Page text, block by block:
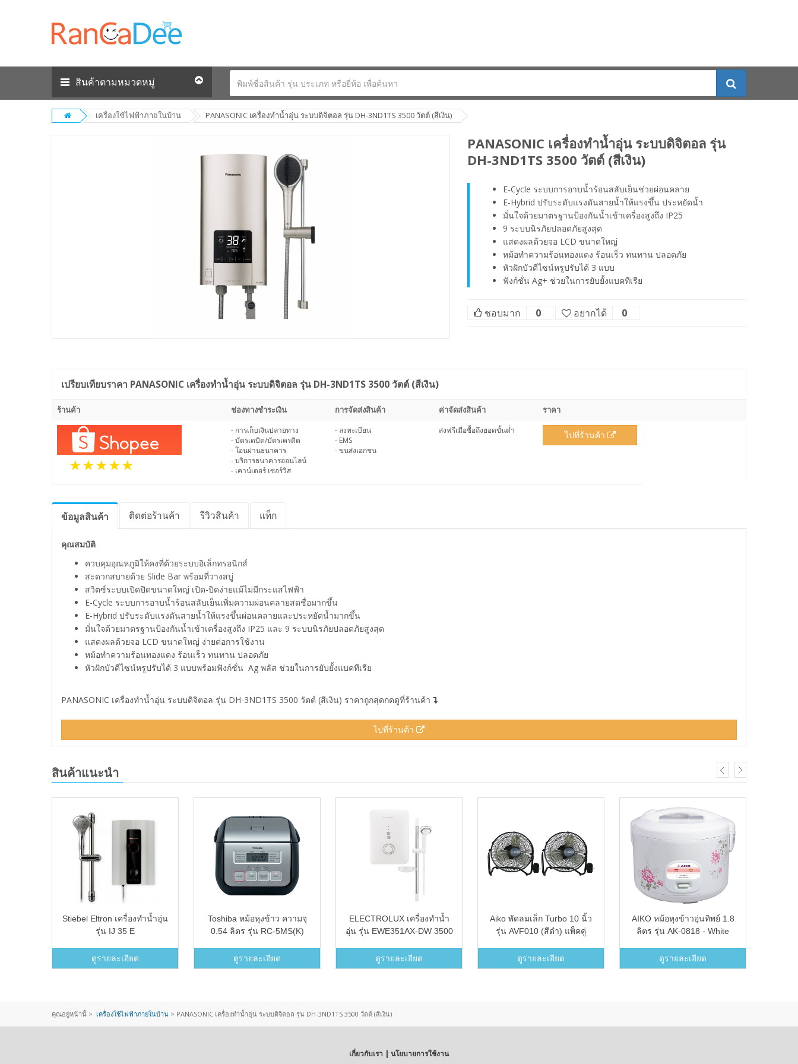
สินค้าตามหมวดหมู่
เครื่องใช้ไฟฟ้าภายในบ้าน PANASONIC เครื่องทำน้ำอุ่น ระบบดิจิตอล รุ่น DH-3ND1TS 3500 วัตต์ (สีเงิน)
PANASONIC เครื่องทำน้ำอุ่น ระบบดิจิตอล รุ่น
DH-3ND1TS 3500 วัตต์ (สีเงิน)
E-Cycle ระบบการอาบน้ำร้อนสลับเย็นช่วยผ่อนคลาย
E-Hybrid ปรับระดับแรงดันสายน้ำให้แรงขึ้น ประหยัดน้ำ
มั่นใจด้วยมาตรฐานป้องกันน้ำเข้าเครื่องสูงถึง IP25
9 ระบบนิรภัยปลอดภัยสูงสุด
แสดงผลด้วยจอ LCD ขนาดใหญ่
หม้อทำความร้อนทองแดง ร้อนเร็ว ทนทาน ปลอดภัย
หัวฝักบัวดีไซน์หรูปรับได้ 3 แบบ
ฟังก์ชั่น Ag+ ช่วยในการยับยั้งแบคทีเรีย
ชอบมาก 0 อยากได้ 0
เปรียบเทียบราคา PANASONIC เครื่องทำน้ำอุ่น ระบบดิจิตอล รุ่น DH-3ND1TS 3500 วัตต์ (สีเงิน)
ร้านค้า ช่องทางชำระเงิน การจัดส่งสินค้า ค่าจัดส่งสินค้า ราคา
- การเก็บเงินปลายทาง
- บัตรเดบิต/บัตรเครดิต
- โอนผ่านธนาคาร
- บริการธนาคารออนไลน์
- เคาน์เตอร์ เซอร์วิส
- ลงทะเบียน
- EMS
- ขนส่งเอกชน
ส่งฟรีเมื่อซื้อถึงยอดขั้นต่ำ ไปที่ร้านค้า
ข้อมูลสินค้า ติดต่อร้านค้า รีวิวสินค้า แท็ก
คุณสมบัติ
ควบคุมอุณหภูมิให้คงที่ด้วยระบบอิเล็กทรอนิกส์
สะดวกสบายด้วย Slide Bar พร้อมที่วางสบู่
สวิตซ์ระบบเปิดปิดขนาดใหญ่ เปิด-ปิดง่ายแม้ไม่มีกระแสไฟฟ้า
E-Cycle ระบบการอาบน้ำร้อนสลับเย็นเพิ่มความผ่อนคลายสดชื่อมากขึ้น
E-Hybrid ปรับระดับแรงดันสายน้ำให้แรงขึ้นผ่อนคลายและประหยัดน้ำมากขึ้น
มั่นใจด้วยมาตรฐานป้องกันน้ำเข้าเครื่องสูงถึง IP25 และ 9 ระบบนิรภัยปลอดภัยสูงสุด
แสดงผลด้วยจอ LCD ขนาดใหญ่ ง่ายต่อการใช้งาน
หม้อทำความร้อนทองแดง ร้อนเร็ว ทนทาน ปลอดภัย
หัวฝักบัวดีไซน์หรูปรับได้ 3 แบบพร้อมฟังก์ชั่น Ag พลัส ช่วยในการยับยั้งแบคทีเรีย
PANASONIC เครื่องทำน้ำอุ่น ระบบดิจิตอล รุ่น DH-3ND1TS 3500 วัตต์ (สีเงิน) ราคาถูกสุดกดดูที่ร้านค้า
ไปที่ร้านค้า
สินค้าแนะนำ
Stiebel Eltron เครื่องทำน้ำอุ่น
รุ่น IJ 35 E
ดูรายละเอียด
Toshiba หม้อหุงข้าว ความจุ
0.54 ลิตร รุ่น RC-5MS(K)
ดูรายละเอียด
ELECTROLUX เครื่องทำน้ำ
อุ่น รุ่น EWE351AX-DW 3500
ดูรายละเอียด
Aiko พัดลมเล็ก Turbo 10 นิ้ว
รุ่น AVF010 (สีดำ) แพ็คคู่
ดูรายละเอียด
AIKO หม้อหุงข้าวอุ่นทิพย์ 1.8
ลิตร รุ่น AK-0818 - White
ดูรายละเอียด
คุณอยู่หน้านี้ > เครื่องใช้ไฟฟ้าภายในบ้าน > PANASONIC เครื่องทำน้ำอุ่น ระบบดิจิตอล รุ่น DH-3ND1TS 3500 วัตต์ (สีเงิน)
เกี่ยวกับเรา | นโยบายการใช้งาน